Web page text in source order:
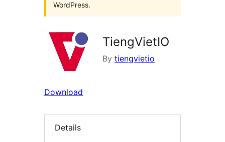
WordPress.
TiengVietIO
By tiengvietio
Download
Details